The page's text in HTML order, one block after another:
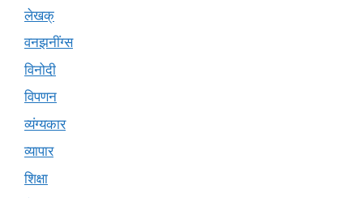
लेखक्
वनझनींग्स
विनोदी
विपणन
व्यंग्यकार
व्यापार
शिक्षा